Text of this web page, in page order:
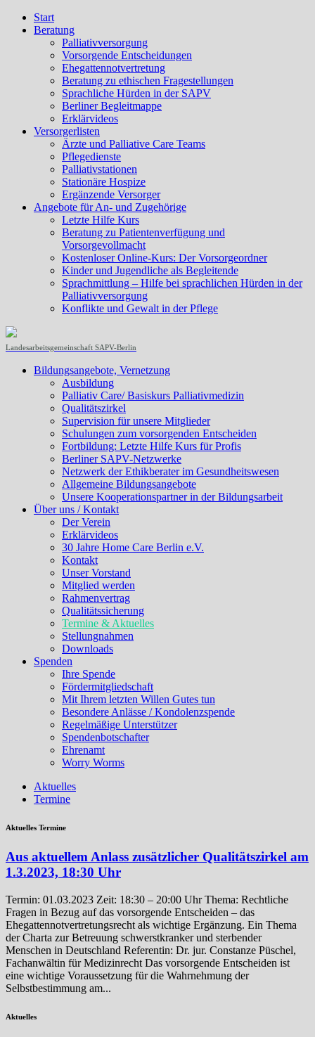
Start
Beratung
Palliativversorgung
Vorsorgende Entscheidungen
Ehegattennotvertretung
Beratung zu ethischen Fragestellungen
Sprachliche Hürden in der SAPV
Berliner Begleitmappe
Erklärvideos
Versorgerlisten
Ärzte und Palliative Care Teams
Pflegedienste
Palliativstationen
Stationäre Hospize
Ergänzende Versorger
Angebote für An- und Zugehörige
Letzte Hilfe Kurs
Beratung zu Patientenverfügung und
Vorsorgevollmacht
Kostenloser Online-Kurs: Der Vorsorgeordner
Kinder und Jugendliche als Begleitende
Sprachmittlung – Hilfe bei sprachlichen Hürden in der
Palliativversorgung
Konflikte und Gewalt in der Pflege
Landesarbeitsgemeinschaft SAPV-Berlin
Bildungsangebote, Vernetzung
Ausbildung
Palliativ Care/ Basiskurs Palliativmedizin
Qualitätszirkel
Supervision für unsere Mitglieder
Schulungen zum vorsorgenden Entscheiden
Fortbildung: Letzte Hilfe Kurs für Profis
Berliner SAPV-Netzwerke
Netzwerk der Ethikberater im Gesundheitswesen
Allgemeine Bildungsangebote
Unsere Kooperationspartner in der Bildungsarbeit
Über uns / Kontakt
Der Verein
Erklärvideos
30 Jahre Home Care Berlin e.V.
Kontakt
Unser Vorstand
Mitglied werden
Rahmenvertrag
Qualitätssicherung
Termine & Aktuelles
Stellungnahmen
Downloads
Spenden
Ihre Spende
Fördermitgliedschaft
Mit Ihrem letzten Willen Gutes tun
Besondere Anlässe / Kondolenzspende
Regelmäßige Unterstützer
Spendenbotschafter
Ehrenamt
Worry Worms
Aktuelles
Termine
Aktuelles Termine
Aus aktuellem Anlass zusätzlicher Qualitätszirkel am
1.3.2023, 18:30 Uhr
Termin: 01.03.2023 Zeit: 18:30 – 20:00 Uhr Thema: Rechtliche
Fragen in Bezug auf das vorsorgende Entscheiden – das
Ehegattennotvertretungsrecht als wichtige Ergänzung. Ein Thema
der Charta zur Betreuung schwerstkranker und sterbender
Menschen in Deutschland Referentin: Dr. jur. Constanze Püschel,
Fachanwältin für Medizinrecht Das vorsorgende Entscheiden ist
eine wichtige Voraussetzung für die Wahrnehmung der
Selbstbestimmung am...
Aktuelles